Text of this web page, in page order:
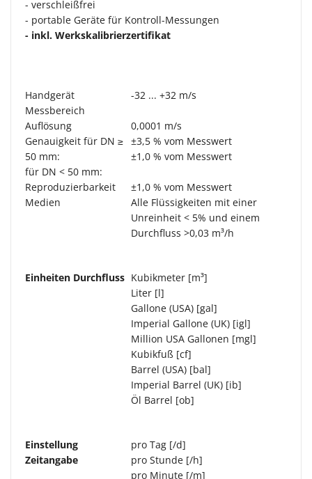
- verschleißfrei
- portable Geräte für Kontroll-Messungen
- inkl. Werkskalibrierzertifikat
Handgerät
Messbereich
-32 ... +32 m/s
Auflösung
0,0001 m/s
Genauigkeit für DN ≥
50 mm:
für DN < 50 mm:
±3,5 % vom Messwert
±1,0 % vom Messwert
Reproduzierbarkeit
±1,0 % vom Messwert
Medien
Alle Flüssigkeiten mit einer
Unreinheit < 5% und einem
Durchfluss >0,03 m³/h
Einheiten Durchfluss Kubikmeter [m³]
Liter [l]
Gallone (USA) [gal]
Imperial Gallone (UK) [igl]
Million USA Gallonen [mgl]
Kubikfuß [cf]
Barrel (USA) [bal]
Imperial Barrel (UK) [ib]
Öl Barrel [ob]
Einstellung
Zeitangabe
pro Tag [/d]
pro Stunde [/h]
pro Minute [/m]